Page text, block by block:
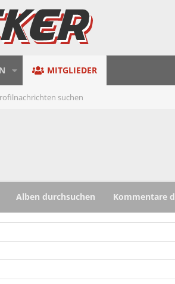
MITGLIEDER
suchen
Alben durchsuchen Kommentare